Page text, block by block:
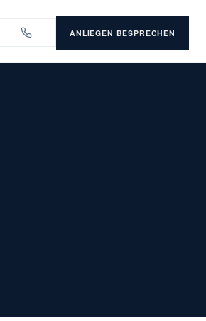
ANLIEGEN BESPRECHEN